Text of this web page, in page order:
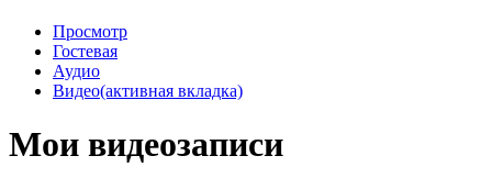
Просмотр
Гостевая
Аудио
Видео(активная вкладка)
Мои видеозаписи